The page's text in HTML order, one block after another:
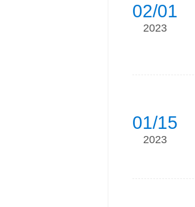
02/01
2023
01/15
2023